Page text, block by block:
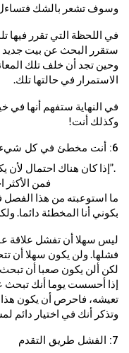
وسوف تشعر بالشك فتساءل
في اللحظة التي تقرر فيها
ستقرر البحث عن بيت جديد
وحين تجد أن خلف تلك
الاستمرار في حالتها تلك.
في النهاية ستفهم أنها في
وكذلك أنت!
6: أنت مخطئ في كل شيء (وأنا كذلك)
.”إذا كان هناك احتمال لأن
فمن الأكثر
ما استوعبته من هذا الفصل
بكوني أنا المخطئة دائما.
ليس سهلا أن تفشل علاقة
فشلها. ولن يكون سهلا أن
لكن ألن يكون صعبا أن
إذا أحسست يوما أنك
تعيشه، فاحرص أن يكون
وتذكر أنك في اختيار دائم
7: الفشل طريق التقدم